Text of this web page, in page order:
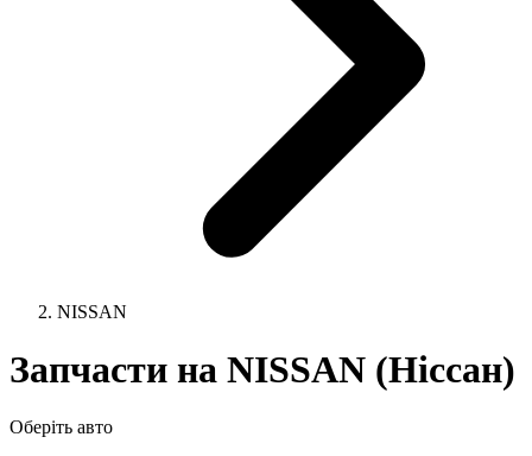
NISSAN
Запчасти на NISSAN (Нiссан)
Оберіть авто